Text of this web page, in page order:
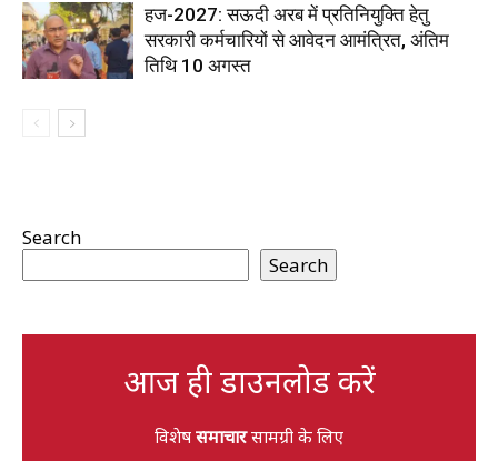
हज-2027: सऊदी अरब में प्रतिनियुक्ति हेतु
सरकारी कर्मचारियों से आवेदन आमंत्रित, अंतिम
तिथि 10 अगस्त
Search
Search
आज ही डाउनलोड करें
विशेषसमाचारसामग्री के लिए